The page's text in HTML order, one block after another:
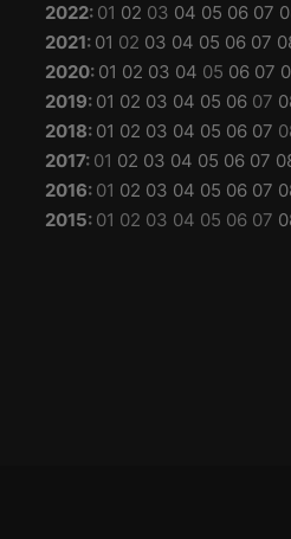
2022: 01 02 03 04 05 06 07
2021: 01 02 03 04 05 06 07
2020: 01 02 03 04 05 06 07
2019: 01 02 03 04 05 06 07
2018: 01 02 03 04 05 06 07
2017: 01 02 03 04 05 06 07
2016: 01 02 03 04 05 06 07
2015: 01 02 03 04 05 06 07